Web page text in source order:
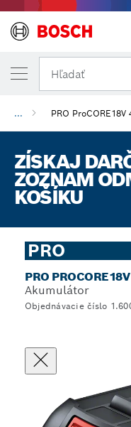
Hľadať
... PRO ProCORE18V
ZÍSKAJ
ZOZNAM
KOŠÍKU
PRO
PRO
Akumulátor
Objednávacie číslo